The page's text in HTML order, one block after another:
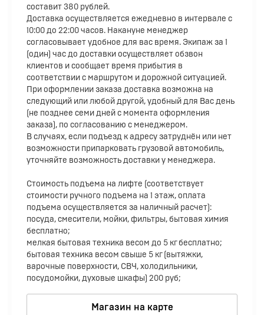
составит 380 рублей.
Доставка осуществляется ежедневно в интервале с
10:00 до 22:00 часов. Накануне менеджер
согласовывает удобное для вас время. Экипаж за 1
(один) час до доставки осуществляет обзвон
клиентов и сообщает время прибытия в
соответствии с маршрутом и дорожной ситуацией.
При оформлении заказа доставка возможна на
следующий или любой другой, удобный для Вас день
(не позднее семи дней с момента оформления
заказа), по согласованию с менеджером.
В случаях, если подъезд к адресу затруднён или нет
возможности припарковать грузовой автомобиль,
уточняйте возможность доставки у менеджера.
Стоимость подъема на лифте (соответствует
стоимости ручного подъема на 1 этаж, оплата
подъема осуществляется за наличный расчет):
посуда, смесители, мойки, фильтры, бытовая химия
бесплатно;
мелкая бытовая техника весом до 5 кг бесплатно;
бытовая техника весом свыше 5 кг (вытяжки,
варочные поверхности, СВЧ, холодильники,
посудомойки, духовые шкафы) 200 руб;
Магазин на карте